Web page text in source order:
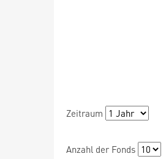
Zeitraum
Anzahl der Fonds